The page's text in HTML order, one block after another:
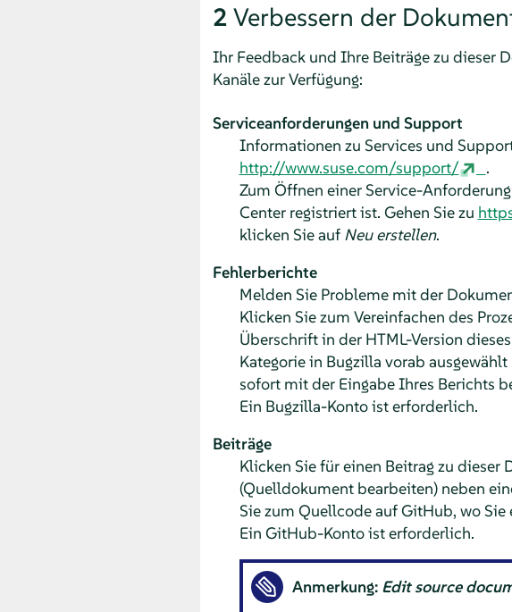
2 Verbessern der
Ihr Feedback und Ihre Beiträge zu dieser
Kanäle zur Verfügung:
Serviceanforderungen und Support
Informationen zu Services und
http://www.suse.com/support/
.
Zum Öffnen einer Service-
Center registriert ist. Gehen Sie zu
klicken Sie auf Neu erstellen.
Fehlerberichte
Melden Sie Probleme mit der
Klicken Sie zum Vereinfachen des
Überschrift in der HTML-Version
Kategorie in Bugzilla vorab
sofort mit der Eingabe Ihres Berichts
Ein Bugzilla-Konto ist erforderlich.
Beiträge
Klicken Sie für einen Beitrag zu
(Quelldokument bearbeiten) neben
Sie zum Quellcode auf GitHub, wo
Ein GitHub-Konto ist erforderlich.
Anmerkung: Edit source